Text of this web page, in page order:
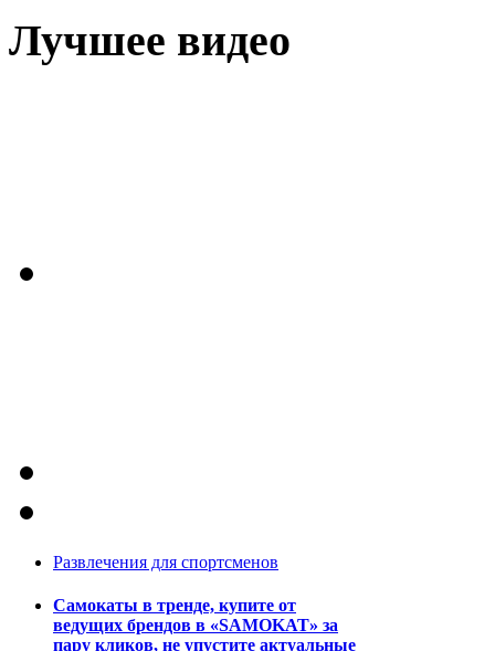
Лучшее видео
Развлечения для спортсменов
Самокаты в тренде, купите от
ведущих брендов в «SAMOKAT» за
пару кликов, не упустите актуальные